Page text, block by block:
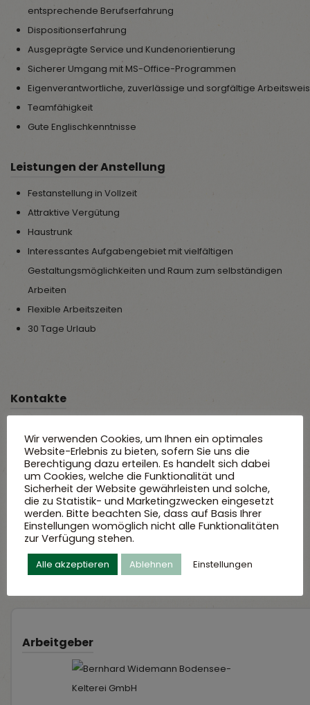
entsprechende Berufserfahrung
Dispositionserfahrung
Ausgeprägte Service und Kundenorientierung
Sicherer Umgang mit MS-Office-Programmen
Eigenverantwortliche, zuverlässige und sorgfältige
Teamfähigkeit
Gute Englischkenntnisse
Leistungen der Anstellung
Festanstellung in Vollzeit
Attraktive Vergütung
Haustrunk
Interessantes Aufgabengebiet mit vielfältigen
Gestaltungsmöglichkeiten und Raum zum selbständigen
Arbeiten
Flexible Arbeitszeiten
30 Tage Urlaub
Kontakte
bewerbung@widemann.eu
Bernhard Widemann
Bodensee-Kelterei GmbH
Heiligenbergstraße 12
88697 Bermatingen-Ahausen
Arbeitgeber
Wir verwenden Cookies, um Ihnen ein optimales
Website-Erlebnis zu bieten, sofern Sie uns die
Berechtigung dazu erteilen. Es handelt sich dabei
um Cookies, welche die Funktionalität und
Sicherheit der Website gewährleisten und solche,
die zu Statistik- und Marketingzwecken eingesetzt
werden. Bitte beachten Sie, dass auf Basis Ihrer
Einstellungen womöglich nicht alle Funktionalitäten
zur Verfügung stehen.
Alle akzeptieren Ablehnen Einstellungen